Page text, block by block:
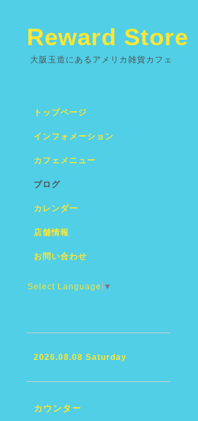
Reward Store
大阪玉造にあるアメリカ雑貨カフェ
トップページ
インフォメーション
カフェメニュー
ブログ
カレンダー
店舗情報
お問い合わせ
Select Language ▼
2026.08.08 Saturday
カウンター